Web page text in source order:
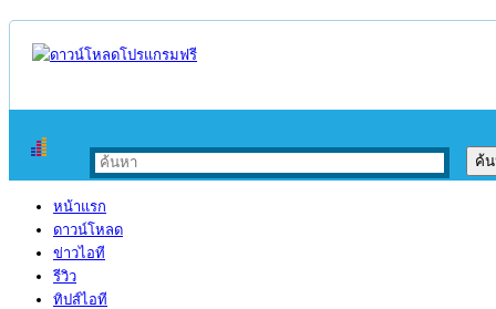
หน้าแรก
ดาวน์โหลด
ข่าวไอที
รีวิว
ทิปส์ไอที